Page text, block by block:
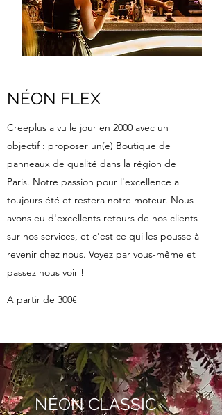
NÉON FLEX
Creeplus a vu le jour en 2000 avec un
objectif : proposer un(e) Boutique de
panneaux de qualité dans la région de
Paris. Notre passion pour l'excellence a
toujours été et restera notre moteur. Nous
avons eu d'excellents retours de nos clients
sur nos services, et c'est ce qui les pousse à
revenir chez nous. Voyez par vous-même et
passez nous voir !
A partir de 300€
NÉON CLASSIC